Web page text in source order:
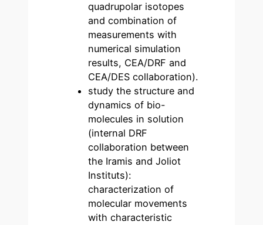
quadrupolar isotopes
and combination of
measurements with
numerical simulation
results, CEA/DRF and
CEA/DES collaboration).
study the structure and
dynamics of bio-
molecules in solution
(internal DRF
collaboration between
the Iramis and Joliot
Instituts):
characterization of
molecular movements
with characteristic